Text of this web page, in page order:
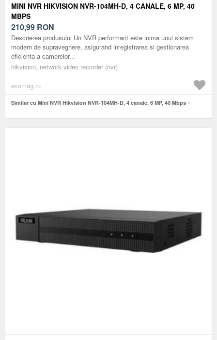
MINI NVR HIKVISION NVR-104MH-D, 4 CANALE, 6 MP, 40
MBPS
210,99 RON
Descrierea produsului Un NVR performant este inima unui sistem
modern de supraveghere, asigurand inregistrarea si gestionarea
eficienta a camerelor...
hikvision, network video recorder (nvr)
evomag.ro
Similar cu Mini NVR Hikvision NVR-104MH-D, 4 canale, 6 MP, 40 Mbps